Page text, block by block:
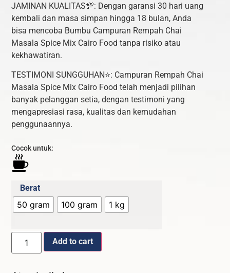
JAMINAN KUALITAS💯: Dengan garansi 30 hari uang
kembali dan masa simpan hingga 18 bulan, Anda
bisa mencoba Bumbu Campuran Rempah Chai
Masala Spice Mix Cairo Food tanpa risiko atau
kekhawatiran.
TESTIMONI SUNGGUHAN⭐: Campuran Rempah Chai
Masala Spice Mix Cairo Food telah menjadi pilihan
banyak pelanggan setia, dengan testimoni yang
mengapresiasi rasa, kualitas dan kemudahan
penggunaannya.
Cocok untuk:
Berat
50 gram 100 gram 1 kg
Add to cart